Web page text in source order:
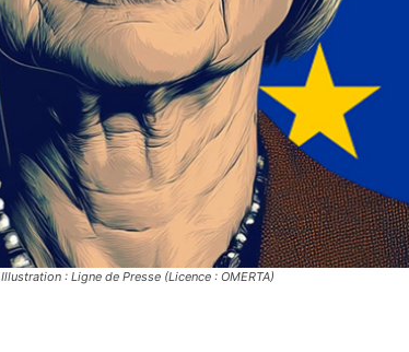
Illustration : Ligne de Presse (Licence : OMERTA)